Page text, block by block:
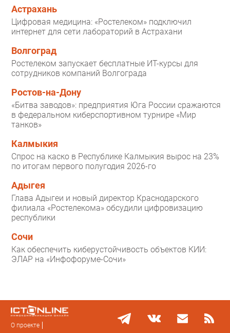
Астрахань
Цифровая медицина: «Ростелеком» подключил
интернет для сети лабораторий в Астрахани
Волгоград
Ростелеком запускает бесплатные ИТ-курсы для
сотрудников компаний Волгограда
Ростов-на-Дону
«Битва заводов»: предприятия Юга России сражаются
в федеральном киберспортивном турнире «Мир
танков»
Калмыкия
Спрос на каско в Республике Калмыкия вырос на 23%
по итогам первого полугодия 2026-го
Адыгея
Глава Адыгеи и новый директор Краснодарского
филиала «Ростелекома» обсудили цифровизацию
республики
Сочи
Как обеспечить киберустойчивость объектов КИИ:
ЭЛАР на «Инфофоруме-Сочи»
О проекте